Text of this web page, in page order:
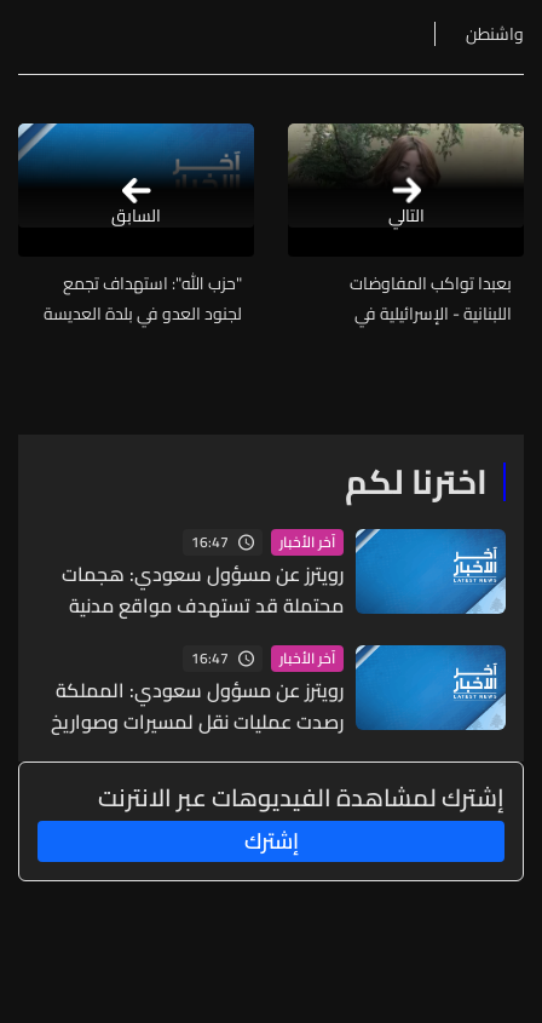
واشنطن
التالي
بعبدا تواكب المفاوضات
اللبنانية - الإسرائيلية في
"حزب الله": استهداف تجمع
لجنود العدو في بلدة العديسة
السابق
اخترنا لكم
آخر الأخبار 16:47
رويترز عن مسؤول سعودي: هجمات
محتملة قد تستهدف مواقع مدنية
واقتصادية بما يشمل البنية التحتية
للطاقة والموانئ والمطارات
آخر الأخبار 16:47
رويترز عن مسؤول سعودي: المملكة
رصدت عمليات نقل لمسيرات وصواريخ
ما يشير إلى احتمال شن هجمات
منسقة من الشمال والجنوب
إشترك لمشاهدة الفيديوهات عبر الانترنت
إشترك